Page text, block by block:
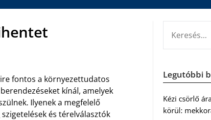
fontos a környezettudatos
kínál, amelyek
Ilyenek a megfelelő
szigetelések és térelválasztók
Legutóbbi
Kézi csörlő
körül: